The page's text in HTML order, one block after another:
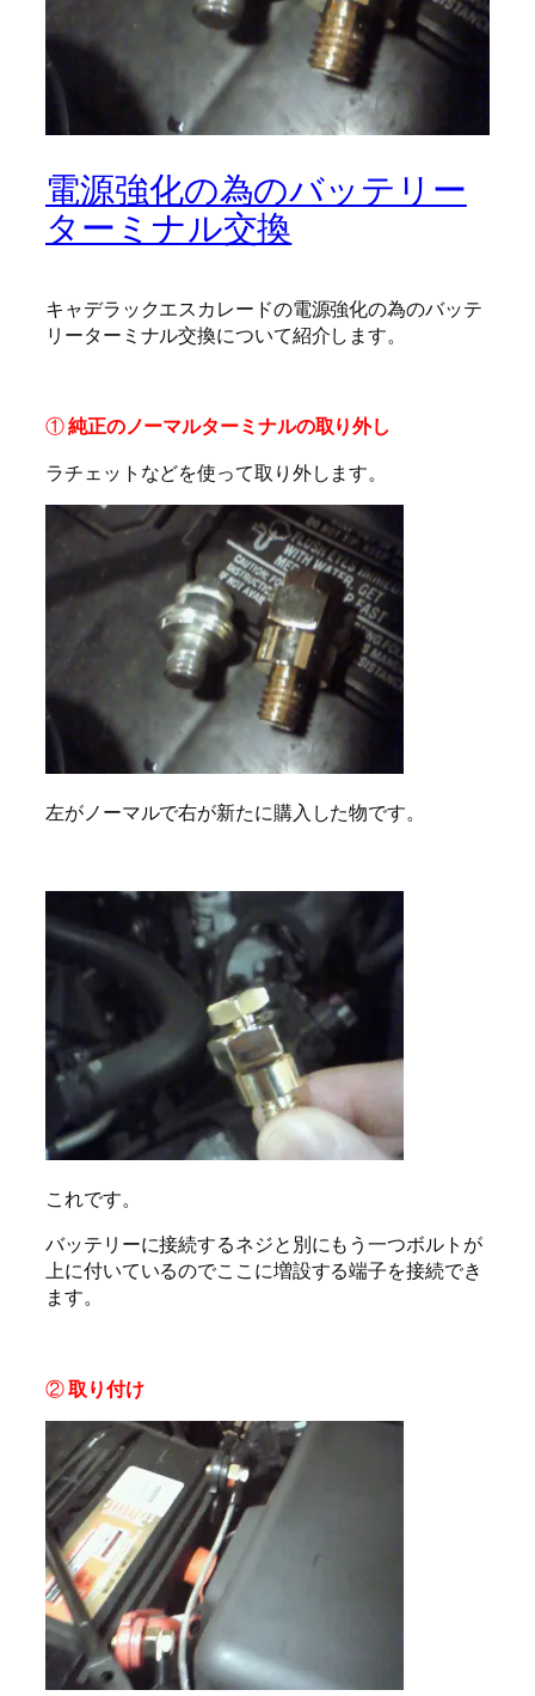
電源強化の為のバッテリー
ターミナル交換
キャデラックエスカレードの電源強化の為のバッテ
リーターミナル交換について紹介します。
①純正のノーマルターミナルの取り外し
ラチェットなどを使って取り外します。
左がノーマルで右が新たに購入した物です。
これです。
バッテリーに接続するネジと別にもう一つボルトが
上に付いているのでここに増設する端子を接続でき
ます。
②取り付け